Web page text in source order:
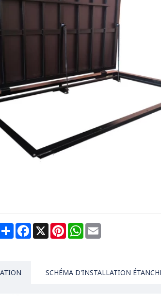
ShareFacebook
X PinterestWhatsApp
Email
SCHÉMA D'INSTALLATION